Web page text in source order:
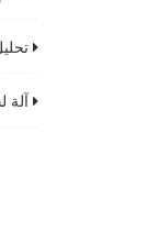
تحليل
آلة